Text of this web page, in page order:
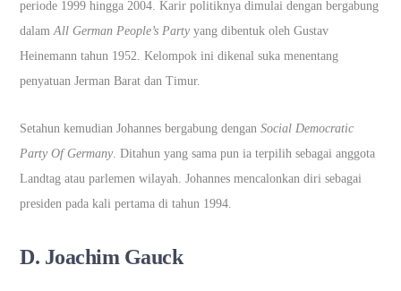
periode 1999 hingga 2004. Karir politiknya dimulai dengan bergabung
dalamAll German People’s Party yang dibentuk oleh Gustav
Heinemann tahun 1952. Kelompok ini dikenal suka menentang
penyatuan Jerman Barat dan Timur.
Setahun kemudian Johannes bergabung denganSocial Democratic
Party Of Germany . Ditahun yang sama pun ia terpilih sebagai anggota
Landtag atau parlemen wilayah. Johannes mencalonkan diri sebagai
presiden pada kali pertama di tahun 1994.
D. Joachim Gauck